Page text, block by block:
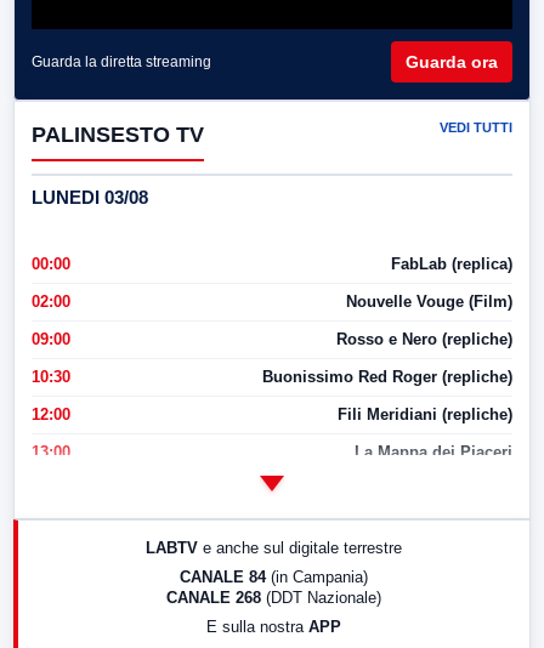
Guarda la diretta streaming Guarda ora
PALINSESTO TV VEDI TUTTI
LUNEDI 03/08
00:00 FabLab (replica)
02:00 Nouvelle Vouge (Film)
09:00 Rosso e Nero (repliche)
10:30 Buonissimo Red Roger (repliche)
12:00 Fili Meridiani (repliche)
13:00 La Mappa dei Piaceri
LABTV e anche sul digitale terrestre
CANALE 84 (in Campania)
CANALE 268 (DDT Nazionale)
E sulla nostra APP